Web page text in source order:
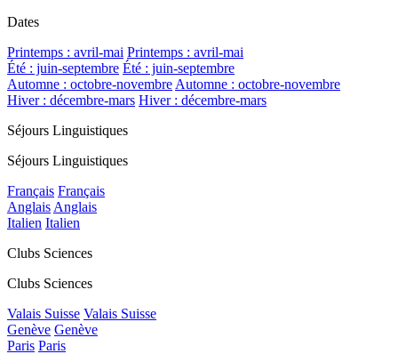
Dates
Printemps : avril-mai Printemps : avril-mai
Été : juin-septembre Été : juin-septembre
Automne : octobre-novembre Automne : octobre-novembre
Hiver : décembre-mars Hiver : décembre-mars
Séjours Linguistiques
Séjours Linguistiques
Français Français
Anglais Anglais
Italien Italien
Clubs Sciences
Clubs Sciences
Valais Suisse Valais Suisse
Genève Genève
Paris Paris